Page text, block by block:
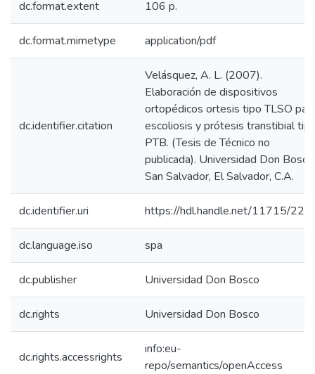
dc.format.extent 106 p.
dc.format.mimetype application/pdf
dc.identifier.citation
Velásquez, A. L. (2007).
Elaboración de dispositivos
ortopédicos ortesis tipo TLSO
escoliosis y prótesis transtibial
PTB. (Tesis de Técnico no
publicada). Universidad Don Bosco,
San Salvador, El Salvador, C.A.
dc.identifier.uri https://hdl.handle.net/11715/
dc.language.iso spa
dc.publisher Universidad Don Bosco
dc.rights Universidad Don Bosco
dc.rights.accessrights
info:eu-
repo/semantics/openAccess